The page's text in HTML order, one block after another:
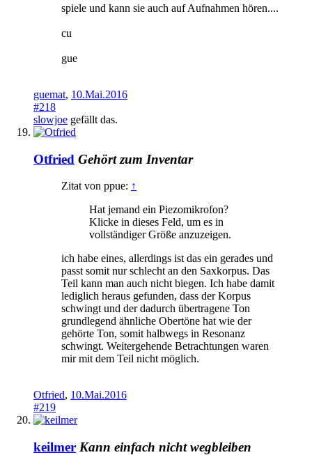
spiele und kann sie auch auf Aufnahmen hören....
cu
gue
guemat, 10.Mai.2016
#218
slowjoe gefällt das.
Otfried Gehört zum Inventar
Zitat von ppue: ↑
Hat jemand ein Piezomikrofon?
Klicke in dieses Feld, um es in
vollständiger Größe anzuzeigen.
ich habe eines, allerdings ist das ein gerades und
passt somit nur schlecht an den Saxkorpus. Das
Teil kann man auch nicht biegen. Ich habe damit
lediglich heraus gefunden, dass der Korpus
schwingt und der dadurch übertragene Ton
grundlegend ähnliche Obertöne hat wie der
gehörte Ton, somit halbwegs in Resonanz
schwingt. Weitergehende Betrachtungen waren
mir mit dem Teil nicht möglich.
Otfried, 10.Mai.2016
#219
keilmer Kann einfach nicht wegbleiben